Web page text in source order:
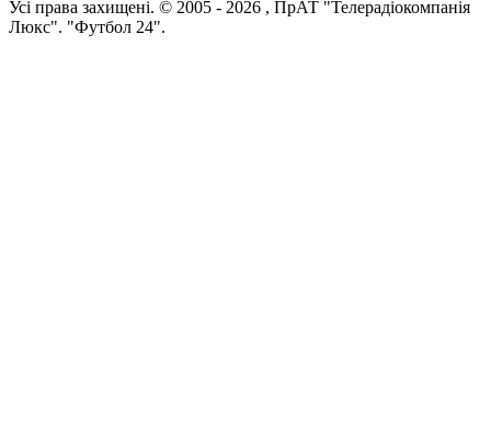
Усi права захищенi. © 2005 - 2026 , ПрАТ "Телерадіокомпанія
Люкс". "Футбол 24".